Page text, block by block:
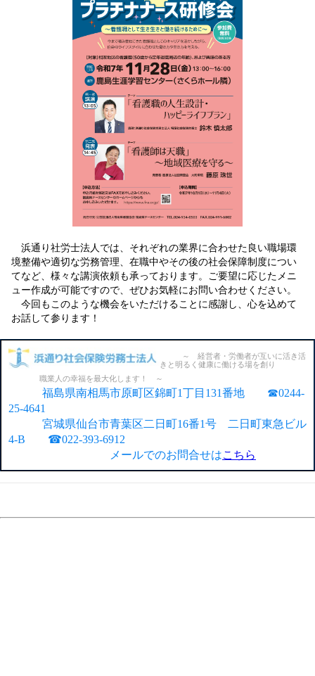
浜通り社労士法人では、それぞれの業界に合わせた良い職場環
境整備や適切な労務管理、在職中やその後の社会保障制度につい
てなど、様々な講演依頼も承っております。ご要望に応じたメニ
ュー作成が可能ですので、ぜひお気軽にお問い合わせください。
今回もこのような機会をいただけることに感謝し、心を込めて
お話して参ります！
～ 経営者・労働者が互いに活き活
きと明るく健康に働ける場を創り
職業人の幸福を最大化します！ ～
福島県南相馬市原町区錦町1丁目131番地 ☎0244-
25-4641
宮城県仙台市青葉区二日町16番1号 二日町東急ビル
4-B ☎022-393-6912
メールでのお問合せはこちら